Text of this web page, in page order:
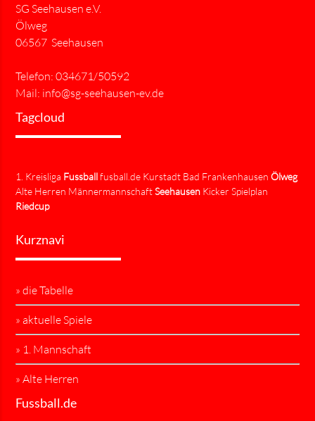
SG Seehausen e.V.
Ölweg
06567 Seehausen
Telefon: 034671/50592
Mail: info@sg-seehausen-ev.de
Tagcloud
1. Kreisliga Fussballfusball.de Kurstadt Bad FrankenhausenÖlweg
Alte Herren MännermannschaftSeehausen Kicker Spielplan
Riedcup
Kurznavi
» die Tabelle
» aktuelle Spiele
» 1. Mannschaft
» Alte Herren
Fussball.de